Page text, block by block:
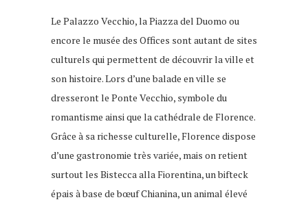
Le Palazzo Vecchio, la Piazza del Duomo ou
encore le musée des Offices sont autant de sites
culturels qui permettent de découvrir la ville et
son histoire. Lors d’une balade en ville se
dresseront le Ponte Vecchio, symbole du
romantisme ainsi que la cathédrale de Florence.
Grâce à sa richesse culturelle, Florence dispose
d’une gastronomie très variée, mais on retient
surtout les Bistecca alla Fiorentina, un bifteck
épais à base de bœuf Chianina, un animal élevé